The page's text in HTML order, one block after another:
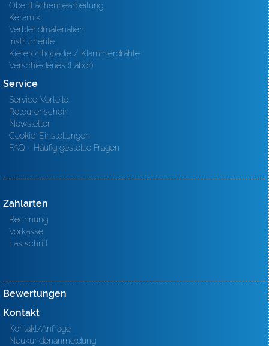
Oberfl ächenbearbeitung
Keramik
Verblendmaterialien
Instrumente
Kieferorthopädie / Klammerdrähte
Verschiedenes (Labor)
Service
Service-Vorteile
Retourenschein
Newsletter
Cookie-Einstellungen
FAQ - Häufig gestellte Fragen
Zahlarten
Rechnung
Vorkasse
Lastschrift
Bewertungen
Kontakt
Kontakt/Anfrage
Neukundenanmeldung